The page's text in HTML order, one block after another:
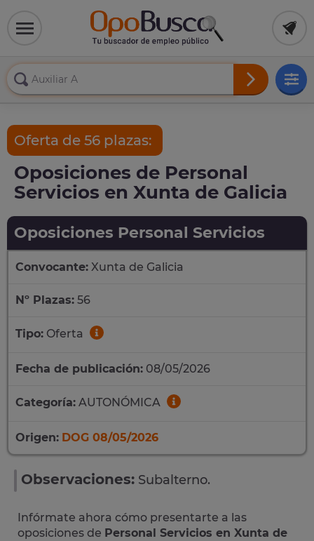
Oferta de 56 plazas:
Oposiciones de Personal
Servicios en Xunta de Galicia
Oposiciones Personal Servicios
Convocante: Xunta de Galicia
Nº Plazas: 56
Tipo: Oferta
Fecha de publicación: 08/05/2026
Categoría: AUTONÓMICA
Origen: DOG 08/05/2026
Observaciones: Subalterno.
Infórmate ahora cómo presentarte a las
oposiciones de Personal Servicios en Xunta de